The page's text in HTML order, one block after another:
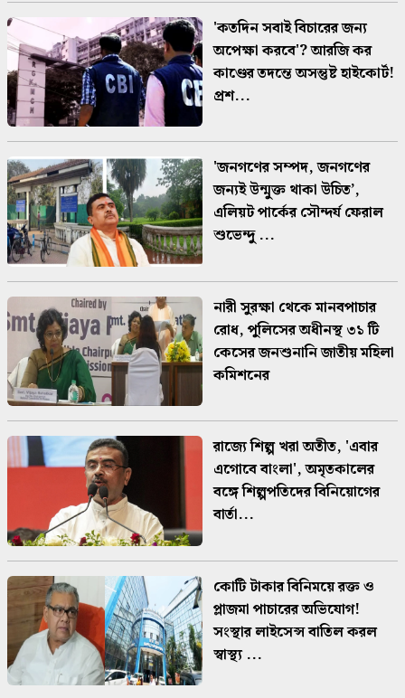
'কতদিন সবাই বিচারের জন্য
অপেক্ষা করবে'? আরজি কর
কাণ্ডের তদন্তে অসন্তুষ্ট হাইকোর্ট!
প্রশ...
'জনগণের সম্পদ, জনগণের
জন্যই উন্মুক্ত থাকা উচিত’,
এলিয়ট পার্কের সৌন্দর্য ফেরাল
শুভেন্দু ...
নারী সুরক্ষা থেকে মানবপাচার
রোধ, পুলিসের অধীনস্থ ৩১ টি
কেসের জনশুনানি জাতীয় মহিলা
কমিশনের
রাজ্যে শিল্প খরা অতীত, 'এবার
এগোবে বাংলা', অমৃতকালের
বঙ্গে শিল্পপতিদের বিনিয়োগের
বার্তা...
কোটি টাকার বিনিময়ে রক্ত ও
প্লাজমা পাচারের অভিযোগ!
সংস্থার লাইসেন্স বাতিল করল
স্বাস্থ্য ...